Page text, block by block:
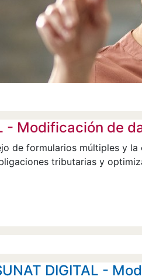
- Modificación de
de formularios múltiples y
tributarias y
DIGITAL -